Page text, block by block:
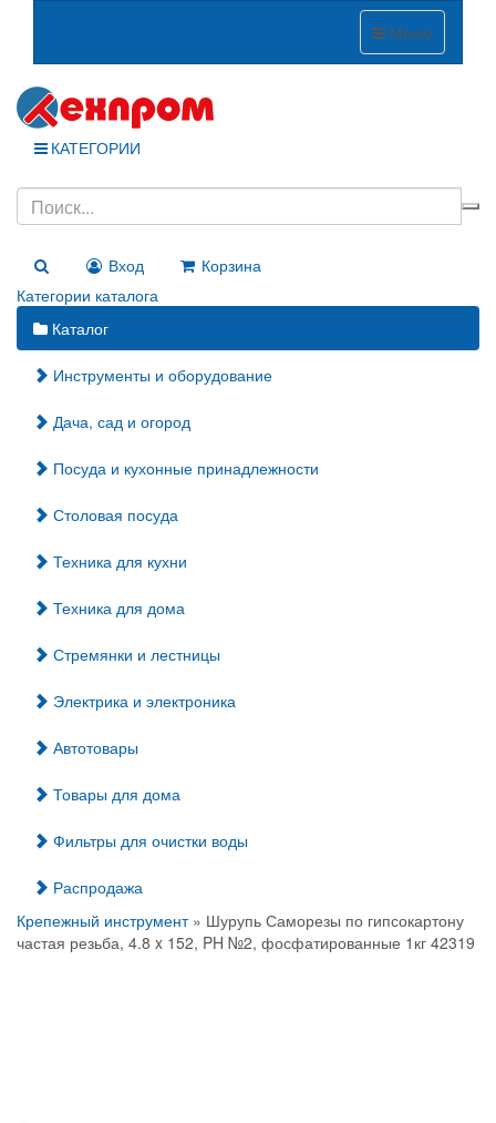
Меню
КАТЕГОРИИ
Вход
Корзина
Категории каталога
Каталог
Инструменты и оборудование
Дача, сад и огород
Посуда и кухонные принадлежности
Столовая посуда
Техника для кухни
Техника для дома
Стремянки и лестницы
Электрика и электроника
Автотовары
Товары для дома
Фильтры для очистки воды
Распродажа
Крепежный инструмент» Шурупь Саморезы по гипсокартону
частая резьба, 4.8 x 152, PH №2, фосфатированные 1кг 42319